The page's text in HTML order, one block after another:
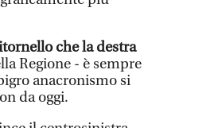
che la destra
Regione - è sempre
anacronismo si
da oggi.